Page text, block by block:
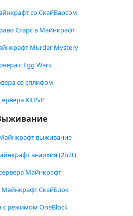
со СкайВарсом
Старс в Майнкрафт
Murder Mystery
с Egg Wars
со сплифом
KitPvP
выживание
анархия (2b2t)
Майнкрафт
Майнкрафт СкайБлок
с режимом OneBlock